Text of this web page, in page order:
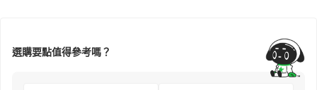
選購要點值得參考嗎？